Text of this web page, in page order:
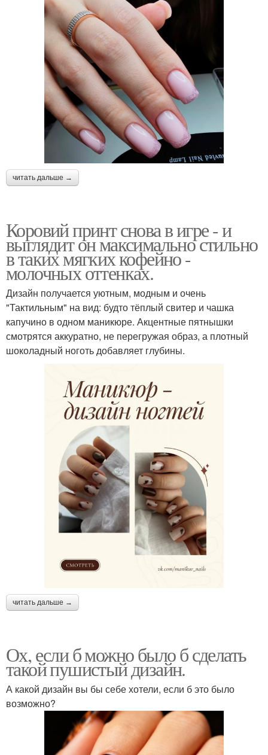
читать дальше →
Коровий принт снова в игре - и
выглядит он максимально стильно
в таких мягких кофейно -
молочных оттенках.
Дизайн получается уютным, модным и очень
"Тактильным" на вид: будто тёплый свитер и чашка
капучино в одном маникюре. Акцентные пятнышки
смотрятся аккуратно, не перегружая образ, а плотный
шоколадный ноготь добавляет глубины.
читать дальше →
Ох, если б можно было б сделать
такой пушистый дизайн.
А какой дизайн вы бы себе хотели, если б это было
возможно?